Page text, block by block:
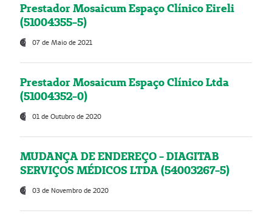
Prestador Mosaicum Espaço Clínico Eireli
(51004355-5)
07 de Maio de 2021
Prestador Mosaicum Espaço Clínico Ltda
(51004352-0)
01 de Outubro de 2020
MUDANÇA DE ENDEREÇO - DIAGITAB
SERVIÇOS MÉDICOS LTDA (54003267-5)
03 de Novembro de 2020